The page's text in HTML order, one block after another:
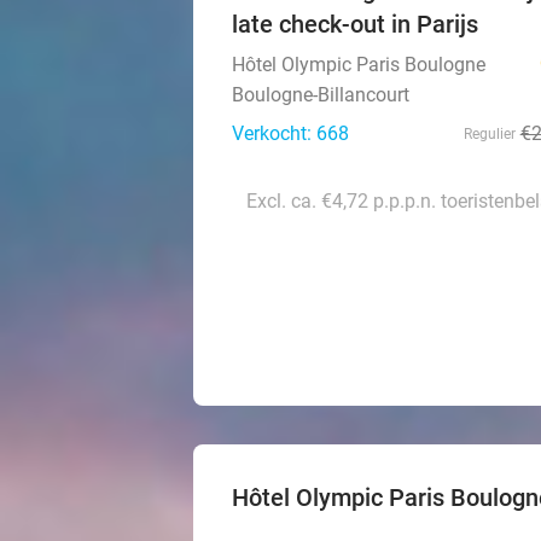
late check-out in Parijs
Hôtel Olympic Paris Boulogne
Boulogne-Billancourt
Verkocht: 668
Regulier
Excl. ca. €4,72 p.p.p.n.
Hôtel Olympic Paris